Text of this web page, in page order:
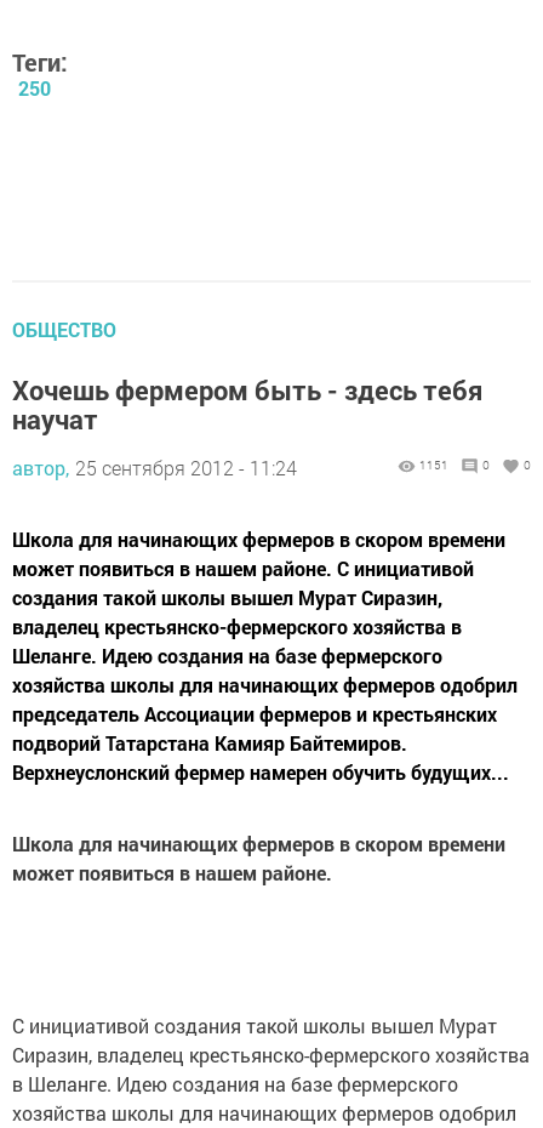
Теги:
250
ОБЩЕСТВО
Хочешь фермером быть - здесь тебя
научат
автор, 25 сентября 2012 - 11:24 1151 0 0
Школа для начинающих фермеров в скором времени
может появиться в нашем районе. С инициативой
создания такой школы вышел Мурат Сиразин,
владелец крестьянско-фермерского хозяйства в
Шеланге. Идею создания на базе фермерского
хозяйства школы для начинающих фермеров одобрил
председатель Ассоциации фермеров и крестьянских
подворий Татарстана Камияр Байтемиров.
Верхнеуслонский фермер намерен обучить будущих...
Школа для начинающих фермеров в скором времени
может появиться в нашем районе.
С инициативой создания такой школы вышел Мурат
Сиразин, владелец крестьянско-фермерского хозяйства
в Шеланге. Идею создания на базе фермерского
хозяйства школы для начинающих фермеров одобрил